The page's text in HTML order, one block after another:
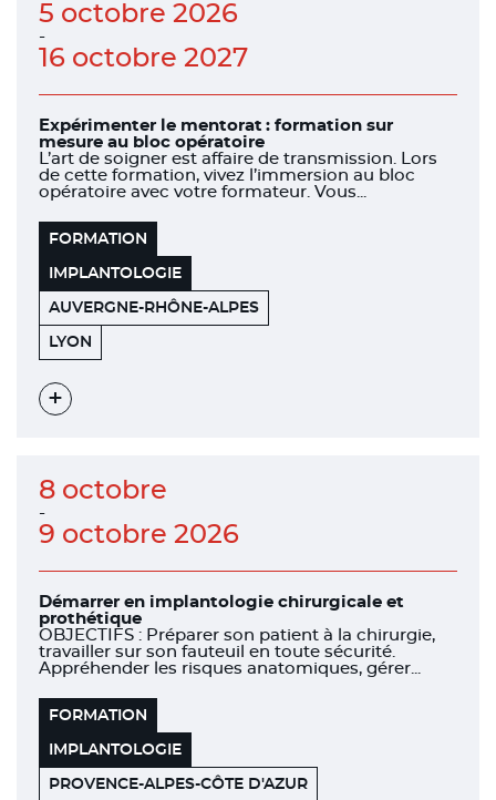
5 octobre 2026
-
16 octobre 2027
Expérimenter le mentorat : formation sur
mesure au bloc opératoire
L’art de soigner est affaire de transmission. Lors
de cette formation, vivez l’immersion au bloc
opératoire avec votre formateur. Vous...
FORMATION
IMPLANTOLOGIE
AUVERGNE-RHÔNE-ALPES
151
BOULEVARD
STALINGRAD
LYON
Voir
8 octobre
-
9 octobre 2026
Démarrer en implantologie chirurgicale et
prothétique
OBJECTIFS : Préparer son patient à la chirurgie,
travailler sur son fauteuil en toute sécurité.
Appréhender les risques anatomiques, gérer...
FORMATION
IMPLANTOLOGIE
PROVENCE-ALPES-CÔTE D'AZUR